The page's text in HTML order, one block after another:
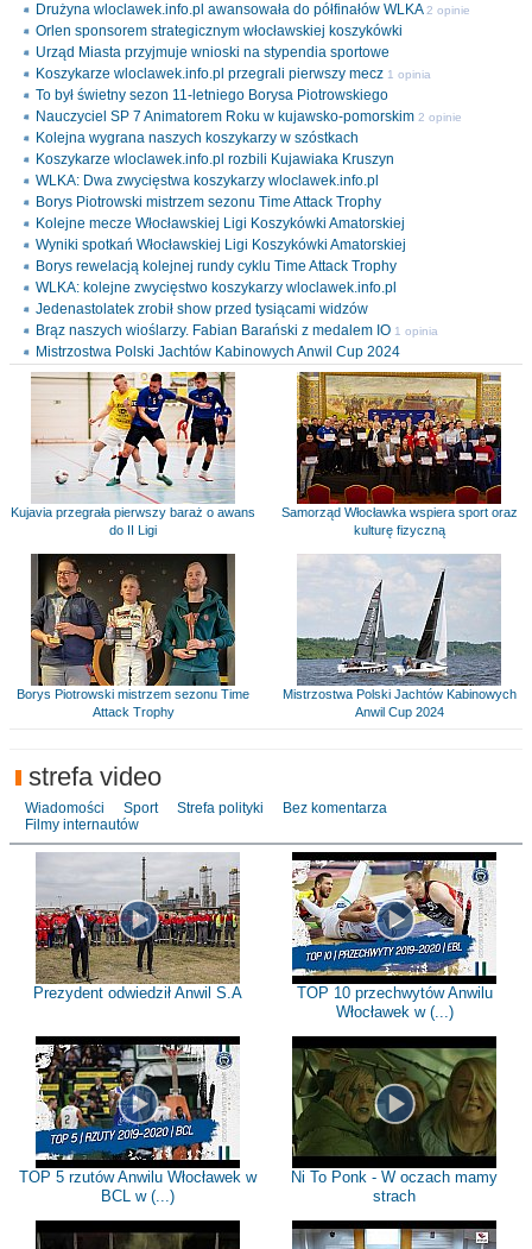
Drużyna wloclawek.info.pl awansowała do półfinałów WLKA 2 opinie
Orlen sponsorem strategicznym włocławskiej koszykówki
Urząd Miasta przyjmuje wnioski na stypendia sportowe
Koszykarze wloclawek.info.pl przegrali pierwszy mecz 1 opinia
To był świetny sezon 11-letniego Borysa Piotrowskiego
Nauczyciel SP 7 Animatorem Roku w kujawsko-pomorskim 2 opinie
Kolejna wygrana naszych koszykarzy w szóstkach
Koszykarze wloclawek.info.pl rozbili Kujawiaka Kruszyn
WLKA: Dwa zwycięstwa koszykarzy wloclawek.info.pl
Borys Piotrowski mistrzem sezonu Time Attack Trophy
Kolejne mecze Włocławskiej Ligi Koszykówki Amatorskiej
Wyniki spotkań Włocławskiej Ligi Koszykówki Amatorskiej
Borys rewelacją kolejnej rundy cyklu Time Attack Trophy
WLKA: kolejne zwycięstwo koszykarzy wloclawek.info.pl
Jedenastolatek zrobił show przed tysiącami widzów
Brąz naszych wioślarzy. Fabian Barański z medalem IO 1 opinia
Mistrzostwa Polski Jachtów Kabinowych Anwil Cup 2024
Kujavia przegrała pierwszy baraż o awans
do II Ligi
Samorząd Włocławka wspiera sport oraz
kulturę fizyczną
Borys Piotrowski mistrzem sezonu Time
Attack Trophy
Mistrzostwa Polski Jachtów Kabinowych
Anwil Cup 2024
strefa video
Wiadomości Sport Strefa polityki
Bez komentarza
Filmy internautów
Prezydent odwiedził Anwil S.A
TOP 10 przechwytów Anwilu
Włocławek w (...)
TOP 5 rzutów Anwilu Włocławek w
BCL w (...)
Ni To Ponk - W oczach mamy
strach